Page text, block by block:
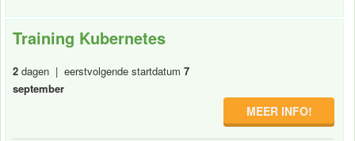
Training Kubernetes
2 dagen | eerstvolgende startdatum 7
september
MEER INFO!